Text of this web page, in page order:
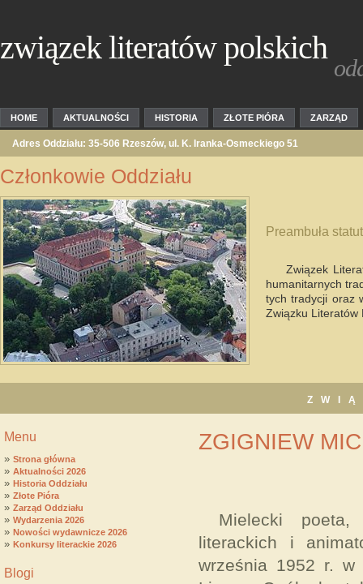
związek literatów polskich
HOME AKTUALNOŚCI HISTORIA ZŁOTE PIÓRA ZARZĄD
Adres Oddziału: 35-506 Rzeszów, ul. K. Iranka-Osmeckiego 51
Członkowie Oddziału
Preambuła
Związek
humanitarnych
tych tradycji oraz
Związku Literatów
Menu
» Strona główna
» Aktualności 2026
» Historia Oddziału
» Złote Pióra
» Zarząd Oddziału
» Wydarzenia 2026
» Nowości wydawnicze 2026
» Konkursy literackie 2026
Blogi
ZGIGNIEW
Mielecki
literackich i
września 1952 r. w